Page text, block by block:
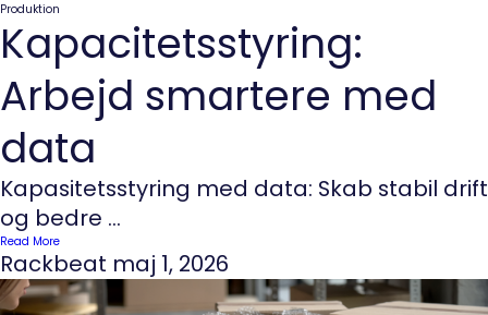
Produktion
Kapacitetsstyring:
Arbejd smartere med
data
Kapasitetsstyring med data: Skab stabil drift
og bedre ...
Read More
Rackbeat maj 1, 2026